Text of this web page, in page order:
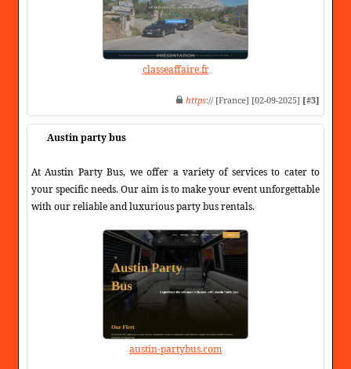
classeaffaire.fr
https:// [France] [02-09-2025] [#3]
Austin party bus
At Austin Party Bus, we offer a variety of services to cater to
your specific needs. Our aim is to make your event unforgettable
with our reliable and luxurious party bus rentals.
austin-partybus.com